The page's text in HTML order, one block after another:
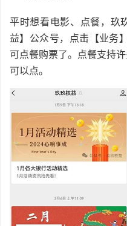
平时想看电影、点餐，玖
益】公众号，点击【业务
可点餐购票了。点餐支持
可以点。